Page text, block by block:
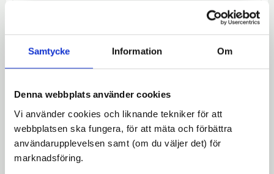
Samtycke Information Om
Denna webbplats använder cookies
Vi använder cookies och liknande tekniker för att
webbplatsen ska fungera, för att mäta och förbättra
användarupplevelsen samt (om du väljer det) för
marknadsföring.
CST Militärcykeldäck 26x2X1 1/2
CST Militärcykeldäck 26x2 x 1 1/2 (54-
ger din cykel en klassisk, retro look.